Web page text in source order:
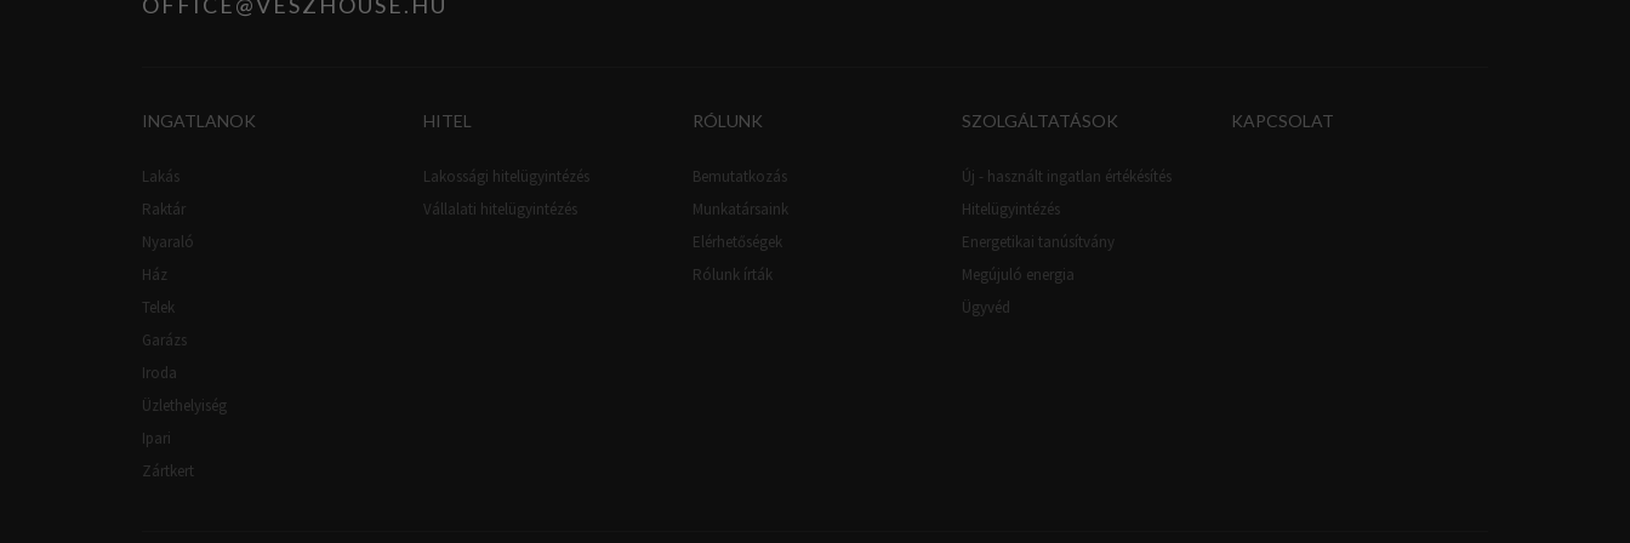
INGATLANOK
Lakás
Raktár
Nyaraló
Ház
Telek
Garázs
Iroda
Üzlethelyiség
Ipari
Zártkert
HITEL
Lakossági hitelügyintézés
Vállalati hitelügyintézés
RÓLUNK
Bemutatkozás
Munkatársaink
Elérhetőségek
Rólunk írták
SZOLGÁLTATÁSOK
Új - használt ingatlan értékésítés
Hitelügyintézés
Energetikai tanúsítvány
Megújuló energia
Ügyvéd
KAPCSOLAT